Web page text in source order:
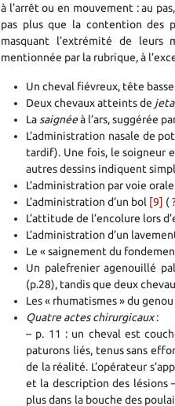
à l’arrêt ou en mouvement : au
pas plus que la contention des
masquant l’extrémité de leurs
mentionnée par la rubrique, à
Un cheval fiévreux, tête basse
Deux chevaux atteints de
La saignéeà l’ars, suggérée
L’administration nasale de
tardif). Une fois, le soigneur
autres dessins indiquent
L’administration par voie
L’administration d’un bol [9] (
L’attitude de l’encolure lors
L’administration d’un
Le « saignement du
Un palefrenier agenouillé
(p.28), tandis que deux
Les « rhumatismes » du
Quatre actes chirurgicaux:
– p. 11 : un cheval est
paturons liés, tenus sans
de la réalité. L’opérateur
et la description des lésions
plus dans la bouche des